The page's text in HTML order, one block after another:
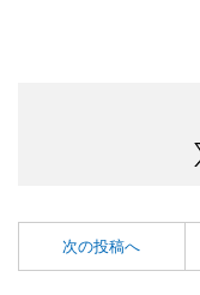
次の投稿へ